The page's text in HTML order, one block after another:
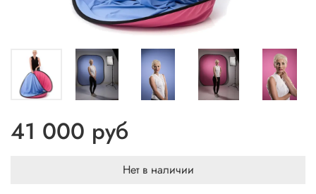
41 000 руб
Нет в наличии